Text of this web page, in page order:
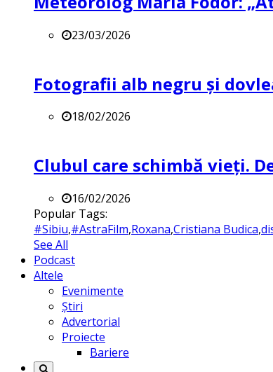
23/03/2026
Fotografii alb negru și
18/02/2026
Clubul care schimbă vieți.
16/02/2026
Popular Tags:
#Sibiu,#AstraFilm,Roxana,Cristiana Budica,
See All
Podcast
Altele
Evenimente
Știri
Advertorial
Proiecte
Bariere